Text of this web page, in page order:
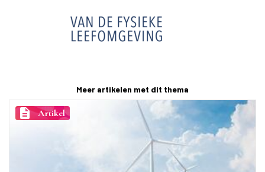
Meer artikelen met dit thema
description Artikel